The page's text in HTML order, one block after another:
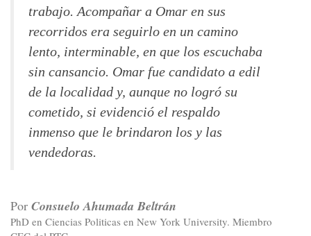
trabajo. Acompañar a Omar en sus
recorridos era seguirlo en un camino
lento, interminable, en que los escuchaba
sin cansancio. Omar fue candidato a edil
de la localidad y, aunque no logró su
cometido, si evidenció el respaldo
inmenso que le brindaron los y las
vendedoras.
Por Consuelo Ahumada Beltrán
PhD en Ciencias Politicas en New York University. Miembro